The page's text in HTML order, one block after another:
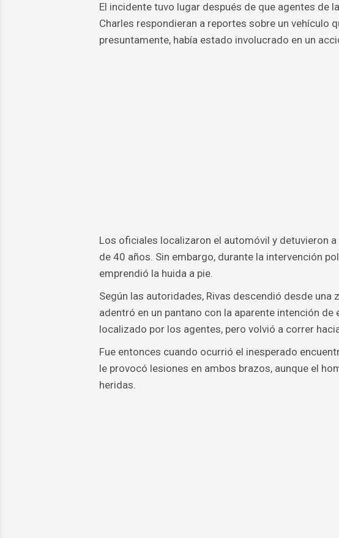
El incidente tuvo lugar después de que agentes de
Charles respondieran a reportes sobre un vehículo
presuntamente, había estado involucrado en un
Los oficiales localizaron el automóvil y detuvieron
de 40 años. Sin embargo, durante la intervención
emprendió la huida a pie.
Según las autoridades, Rivas descendió desde
adentró en un pantano con la aparente intención
localizado por los agentes, pero volvió a correr
Fue entonces cuando ocurrió el inesperado
le provocó lesiones en ambos brazos, aunque el
heridas.